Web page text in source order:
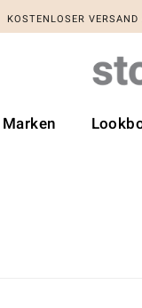
KOSTENLOSER
Marken